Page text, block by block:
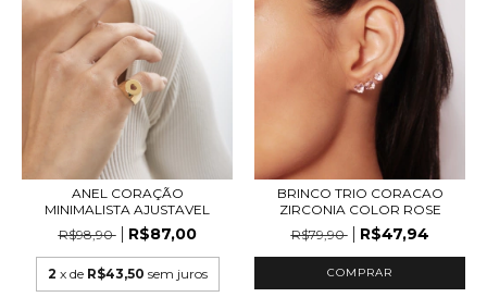
ANEL CORAÇÃO
MINIMALISTA AJUSTAVEL
R$98,90
R$87,00
2 x de R$43,50 sem juros
BRINCO TRIO CORACAO
ZIRCONIA COLOR ROSE
R$79,90
R$47,94